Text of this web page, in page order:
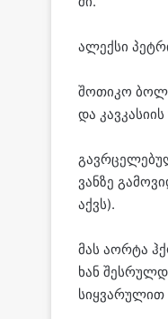
ალექ­სი
შო­თი­კო
და
ვან­ზე
აქვს).
მას აორ­ტა
ხან
სიყ­ვა­რუ­ლით